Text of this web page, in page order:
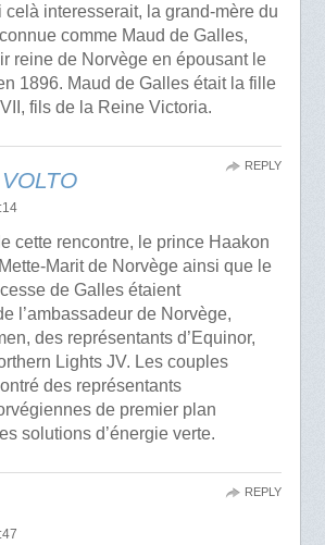
celà interesserait, la grand-mère du
comme Maud de Galles,
reine de Norvège en épousant le
1896. Maud de Galles était la fille
fils de la Reine Victoria.
cette rencontre, le prince Haakon
Marit de Norvège ainsi que le
de Galles étaient
l’ambassadeur de Norvège,
des représentants d’Equinor,
Lights JV. Les couples
des représentants
de premier plan
solutions d’énergie verte.
REPLY
REPLY